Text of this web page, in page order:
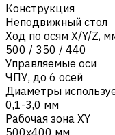
Конструкция
Неподвижный стол
Ход по осям X/Y/Z,
500 / 350 / 440
Управляемые оси
ЧПУ, до 6 осей
Диаметры
0,1-3,0 мм
Рабочая зона XY
500x400 мм